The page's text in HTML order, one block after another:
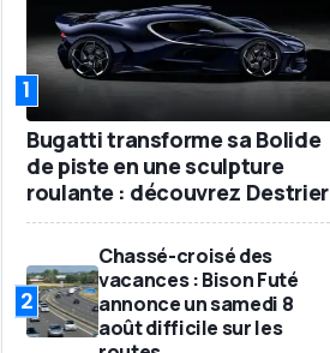
1
Bugatti transforme sa Bolide
de piste en une sculpture
roulante : découvrez Destrier
2
Chassé-croisé des
vacances : Bison Futé
annonce un samedi 8
août difficile sur les